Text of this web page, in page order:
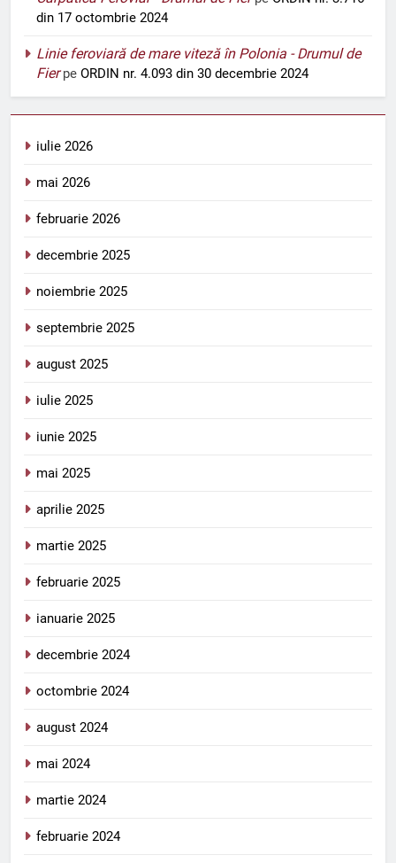
din 17 octombrie 2024
Linie feroviară de mare viteză în Polonia - Drumul de
Fierpe ORDIN nr. 4.093 din 30 decembrie 2024
iulie 2026
mai 2026
februarie 2026
decembrie 2025
noiembrie 2025
septembrie 2025
august 2025
iulie 2025
iunie 2025
mai 2025
aprilie 2025
martie 2025
februarie 2025
ianuarie 2025
decembrie 2024
octombrie 2024
august 2024
mai 2024
martie 2024
februarie 2024